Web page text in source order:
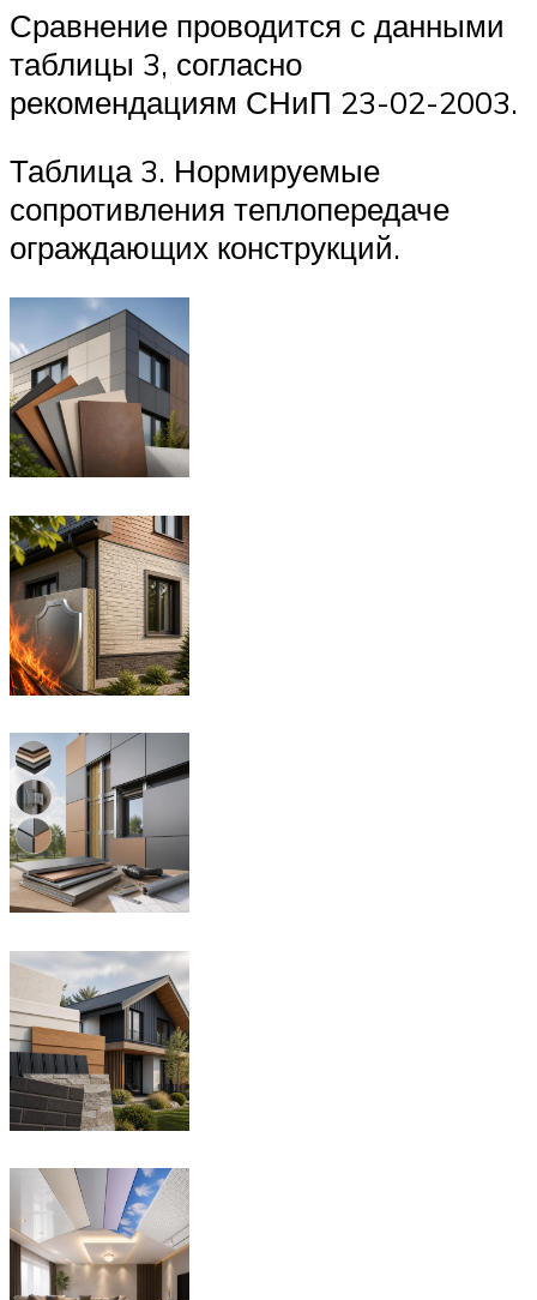
Сравнение проводится с данными
таблицы 3, согласно
рекомендациям СНиП 23-02-2003.
Таблица 3. Нормируемые
сопротивления теплопередаче
ограждающих конструкций.